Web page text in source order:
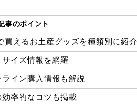
事のポイント
えるお土産グッズを種類別に紹介
イズ情報を網羅
イン購入情報も解説
率的なコツも掲載